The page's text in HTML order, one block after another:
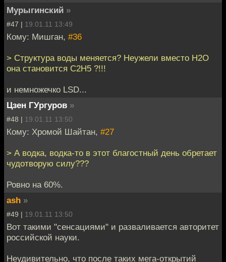
Мурыгинский »
#47 | 19.01.11 13:49
Кому: Мишган, #36
> Структура воды меняется? Неужели вместо Н2О
она становится С2Н5 ?!!!
и немножечко LSD...
Цзен ГУргуров »
#48 | 19.01.11 13:50
Кому: Хромой Шайтан, #27
> А водка, водка-то в этот благостный день обретает
чудотворую силу???
Ровно на 60%.
ash »
#49 | 19.01.11 13:50
Вот такими "сенсациями" и разваливается авторитет
российской науки.
Неудивительно, что после таких мега-открытий